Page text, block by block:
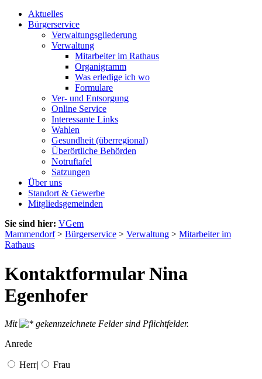
Aktuelles
Bürgerservice
Verwaltungsgliederung
Verwaltung
Mitarbeiter im Rathaus
Organigramm
Was erledige ich wo
Formulare
Ver- und Entsorgung
Online Service
Interessante Links
Wahlen
Gesundheit (überregional)
Überörtliche Behörden
Notruftafel
Satzungen
Über uns
Standort & Gewerbe
Mitgliedsgemeinden
Sie sind hier: VGem
Mammendorf> Bürgerservice > Verwaltung > Mitarbeiter im
Rathaus
Kontaktformular Nina
Egenhofer
Mit
gekennzeichnete Felder sind Pflichtfelder.
Anrede
Herr| Frau